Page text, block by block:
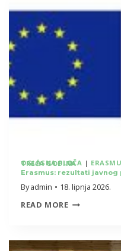
OGLASNA PLOČA |
ERASMUS+ AKREDITACIJA (2023.-2027.) TREĆA GODINA
Erasmus: rezultati javnog
Byadmin
18. lipnja 2026.
READ MOREERASMUS:
JAVNOG